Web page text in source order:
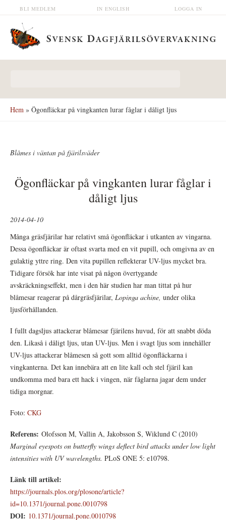
Hoppa till huvudinnehåll LOGGA IN
IN ENGLISH
BLI MEDLEM
Hem » Ögonfläckar på vingkanten lurar fåglar i dåligt ljus
Blåmes i väntan på fjärilsväder
Ögonfläckar på vingkanten lurar fåglar i
dåligt ljus
2014-04-10
Många gräsfjärilar har relativt små ögonfläckar i utkanten av vingarna.
Dessa ögonfläckar är oftast svarta med en vit pupill, och omgivna av en
gulaktig yttre ring. Den vita pupillen reflekterar UV-ljus mycket bra.
Tidigare försök har inte visat på någon övertygande
avskräckningseffekt, men i den här studien har man tittat på hur
blåmesar reagerar på dårgräsfjärilar, Lopinga achine, under olika
ljusförhållanden.
I fullt dagsljus attackerar blåmesar fjärilens huvud, för att snabbt döda
den. Likaså i dåligt ljus, utan UV-ljus. Men i svagt ljus som innehåller
UV-ljus attackerar blåmesen så gott som alltid ögonfläckarna i
vingkanterna. Det kan innebära att en lite kall och stel fjäril kan
undkomma med bara ett hack i vingen, när fåglarna jagar dem under
tidiga morgnar.
Foto: CKG
Referens: Olofsson M, Vallin A, Jakobsson S, Wiklund C (2010)
Marginal eyespots on butterfly wings deflect bird attacks under low light
intensities with UV wavelengths. PLoS ONE 5: e10798.
Länk till artikel:
https://journals.plos.org/plosone/article?
id=10.1371/journal.pone.0010798
DOI: 10.1371/journal.pone.0010798